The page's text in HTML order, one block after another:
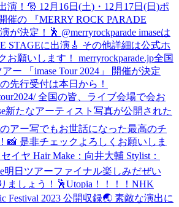
演！🎅 12月16日(土)・12月17日(日)ポ
催の 『MERRY ROCK PARADE
が決定！🕺 @merryrockparade imaseは
STAGEに出演🎸 その他詳細は公式ホ
お願いします！ merryrockparade.jp全国
ー 「imase Tour 2024」 開催が決定
先行受付は本日から！
全国の皆、ライブ会場で会お
新たなアーティスト写真が公開された
アー写でもお世話になった最高のチ
📸 是非チェックよろしくお願いしま
イヤ Hair Make：向井大輔 Stylist：
明日ツアーファイナル楽しみだぜい
ましょう！🕺Utopia！！！！ NHK
Festival 2023 公開収録🌏 素敵な演出に